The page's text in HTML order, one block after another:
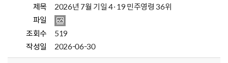
제목
2026년 7월 기일 4·19 민주영령 36위
파일
조회수
519
작성일
2026-06-30